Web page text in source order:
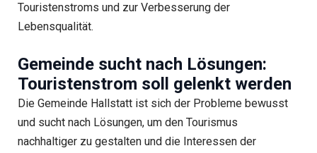
Touristenstroms und zur Verbesserung der
Lebensqualität.
Gemeinde sucht nach Lösungen:
Touristenstrom soll gelenkt werden
Die Gemeinde Hallstatt ist sich der Probleme bewusst
und sucht nach Lösungen, um den Tourismus
nachhaltiger zu gestalten und die Interessen der